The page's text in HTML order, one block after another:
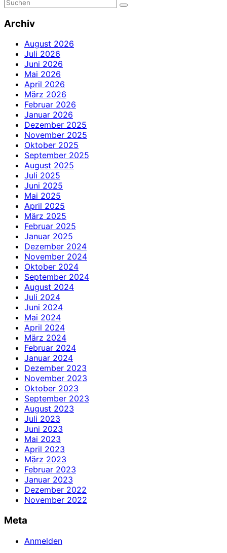
Archiv
August 2026
Juli 2026
Juni 2026
Mai 2026
April 2026
März 2026
Februar 2026
Januar 2026
Dezember 2025
November 2025
Oktober 2025
September 2025
August 2025
Juli 2025
Juni 2025
Mai 2025
April 2025
März 2025
Februar 2025
Januar 2025
Dezember 2024
November 2024
Oktober 2024
September 2024
August 2024
Juli 2024
Juni 2024
Mai 2024
April 2024
März 2024
Februar 2024
Januar 2024
Dezember 2023
November 2023
Oktober 2023
September 2023
August 2023
Juli 2023
Juni 2023
Mai 2023
April 2023
März 2023
Februar 2023
Januar 2023
Dezember 2022
November 2022
Meta
Anmelden